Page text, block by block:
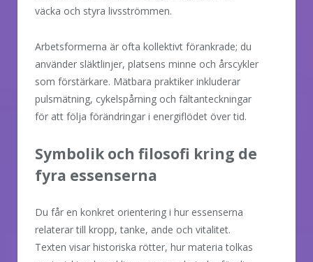
väcka och styra livsströmmen.
Arbetsformerna är ofta kollektivt förankrade; du
använder släktlinjer, platsens minne och årscykler
som förstärkare. Mätbara praktiker inkluderar
pulsmätning, cykelspårning och fältanteckningar
för att följa förändringar i energiflödet över tid.
Symbolik och filosofi kring de
fyra essenserna
Du får en konkret orientering i hur essenserna
relaterar till kropp, tanke, ande och vitalitet.
Texten visar historiska rötter, hur materia tolkas